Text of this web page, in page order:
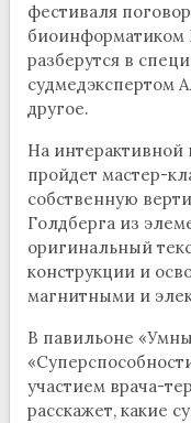
фестиваля
разберутся в
судмедэкспертом
другое.
На интерактивной
пройдет мастер-
собственную
Голдберга из
оригинальный
конструкции и
магнитными и
В павильоне
участием врача-
расскажет, какие